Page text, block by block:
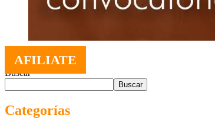
AFILIATE
Buscar
Buscar
Categorías